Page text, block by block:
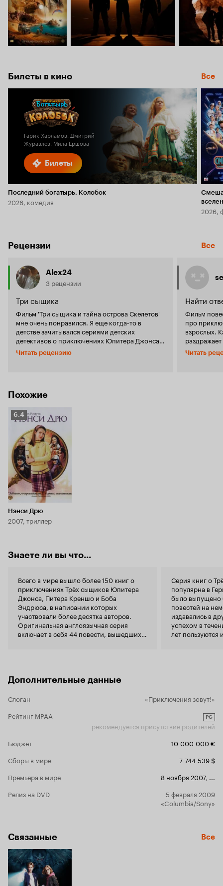
Билеты в кино Все
Билеты
Гарик Харламов, Дмитрий
Журавлев, Мила Ершова
Последний богатырь. Колобок
2026, комедия
2026,
Рецензии Все
Alex24
3 рецензии
Три сыщика
Фильм 'Три сыщика и тайна острова Скелетов'
мне очень понравился. Я еще когда-то в
детстве зачитывался сериями детских
детективов о приключениях Юпитера Джонса и
его коллег: Пита Креншоу и Боба Эндрюса.
Фильм потрясающий, как и сама книга. Когда я
Хорошая операторская работа. Свет
посмотреть вторую часть фильма - 'Тайна замка
ужасов'. 10 из 10
Читать рецензию
Найти
Фильм
про
взрослых. Как не странно сюжет фильма не
старого
Читать
Похожие
Рейтинг
Кинопоиска
6.4
6.4
Нэнси Дрю
2007, триллер
Знаете ли вы что...
Всего в мире вышло более 150 книг о
приключениях Трёх сыщиков Юпитера
Джонса, Питера Креншо и Боба
Эндрюса, в написании которых
участвовали более десятка авторов.
Оригинальная англоязычная серия
включает в себя 44 повести, вышедших с
книги «Три сыщика и тайна острова
скелетов» вышедшей в 1966 году.
Серия книг о
популярна в
было выпущено
повестей на
издавались в
успехом в
лет пользуются
Дополнительные данные
Слоган
«Приключения зовут!»
Рейтинг MPAA
PG
рекомендуется присутствие родителей
Бюджет
10 000 000 €
Сборы в мире
7 744 539 $
Премьера в мире
8 ноября 2007,
Релиз на DVD
5 февраля 2009
«Columbia/Sony»
Связанные Все